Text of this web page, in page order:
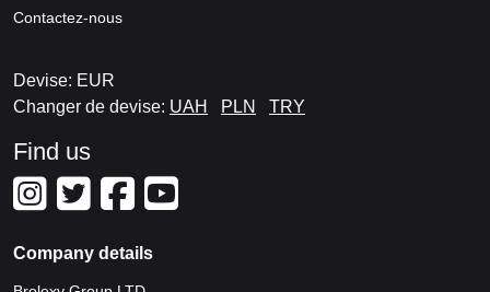
Contactez-nous
Devise: EUR
Changer de devise: UAH PLN TRY
Find us
Company details